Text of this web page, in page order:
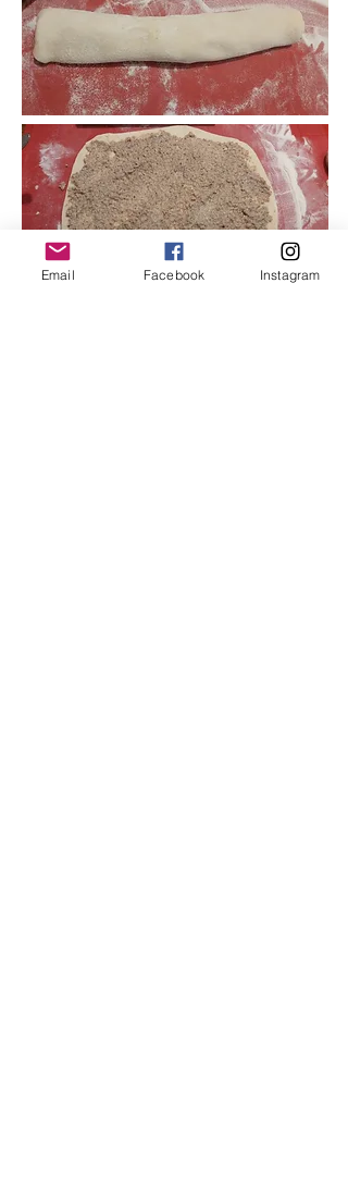
Email Facebook Instagram